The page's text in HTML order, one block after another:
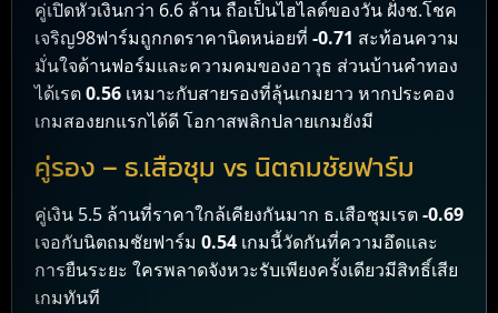
คู่เปิดหัวเงินกว่า 6.6 ล้าน ถือเป็นไฮไลต์ของวัน ฝั่งช.โชค
เจริญ98ฟาร์มถูกกดราคานิดหน่อยที่ -0.71 สะท้อนความ
มั่นใจด้านฟอร์มและความคมของอาวุธ ส่วนบ้านคำทอง
ได้เรต0.56 เหมาะกับสายรองที่ลุ้นเกมยาว หากประคอง
เกมสองยกแรกได้ดี โอกาสพลิกปลายเกมยังมี
คู่รอง – ธ.เสือชุม vs นิตถมชัยฟาร์ม
คู่เงิน 5.5 ล้านที่ราคาใกล้เคียงกันมาก ธ.เสือชุมเรต-0.69
เจอกับนิตถมชัยฟาร์ม 0.54 เกมนี้วัดกันที่ความอึดและ
การยืนระยะ ใครพลาดจังหวะรับเพียงครั้งเดียวมีสิทธิ์เสีย
เกมทันที